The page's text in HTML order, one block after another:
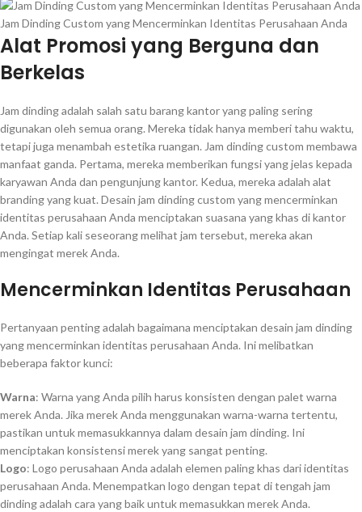
Jam Dinding Custom yang Mencerminkan Identitas Perusahaan Anda
Alat Promosi yang Berguna dan
Berkelas
Jam dinding adalah salah satu barang kantor yang paling sering
digunakan oleh semua orang. Mereka tidak hanya memberi tahu waktu,
tetapi juga menambah estetika ruangan. Jam dinding custom membawa
manfaat ganda. Pertama, mereka memberikan fungsi yang jelas kepada
karyawan Anda dan pengunjung kantor. Kedua, mereka adalah alat
branding yang kuat. Desain jam dinding custom yang mencerminkan
identitas perusahaan Anda menciptakan suasana yang khas di kantor
Anda. Setiap kali seseorang melihat jam tersebut, mereka akan
mengingat merek Anda.
Mencerminkan Identitas Perusahaan
Pertanyaan penting adalah bagaimana menciptakan desain jam dinding
yang mencerminkan identitas perusahaan Anda. Ini melibatkan
beberapa faktor kunci:
Warna: Warna yang Anda pilih harus konsisten dengan palet warna
merek Anda. Jika merek Anda menggunakan warna-warna tertentu,
pastikan untuk memasukkannya dalam desain jam dinding. Ini
menciptakan konsistensi merek yang sangat penting.
Logo: Logo perusahaan Anda adalah elemen paling khas dari identitas
perusahaan Anda. Menempatkan logo dengan tepat di tengah jam
dinding adalah cara yang baik untuk memasukkan merek Anda.